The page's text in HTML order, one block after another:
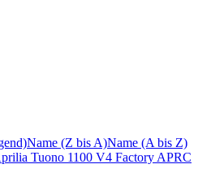
Name (Z bis A)Name (A bis Z)